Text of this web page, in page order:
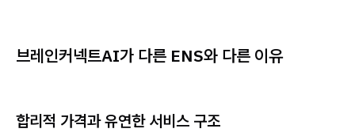
브레인커넥트AI가 다른 ENS와 다른 이유
합리적 가격과 유연한 서비스 구조